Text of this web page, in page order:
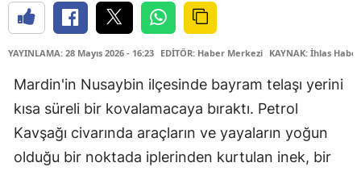
YAYINLAMA: 28 Mayıs 2026 - 16:23 EDİTÖR: Haber Merkezi KAYNAK: İhlas
Mardin'in Nusaybin ilçesinde bayram telaşı yerini
kısa süreli bir kovalamacaya bıraktı. Petrol
Kavşağı civarında araçların ve yayaların yoğun
olduğu bir noktada iplerinden kurtulan inek, bir